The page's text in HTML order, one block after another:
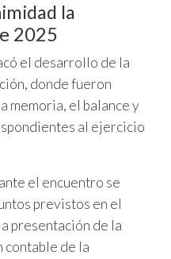
la
2025
el desarrollo de la
donde fueron
memoria, el balance y
al ejercicio
el encuentro se
previstos en el
presentación de la
contable de la